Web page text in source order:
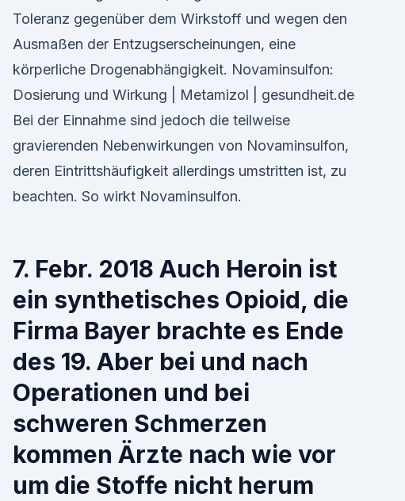
Toleranz gegenüber dem Wirkstoff und wegen den
Ausmaßen der Entzugserscheinungen, eine
körperliche Drogenabhängigkeit. Novaminsulfon:
Dosierung und Wirkung | Metamizol | gesundheit.de
Bei der Einnahme sind jedoch die teilweise
gravierenden Nebenwirkungen von Novaminsulfon,
deren Eintrittshäufigkeit allerdings umstritten ist, zu
beachten. So wirkt Novaminsulfon.
7. Febr. 2018 Auch Heroin ist
ein synthetisches Opioid, die
Firma Bayer brachte es Ende
des 19. Aber bei und nach
Operationen und bei
schweren Schmerzen
kommen Ärzte nach wie vor
um die Stoffe nicht herum